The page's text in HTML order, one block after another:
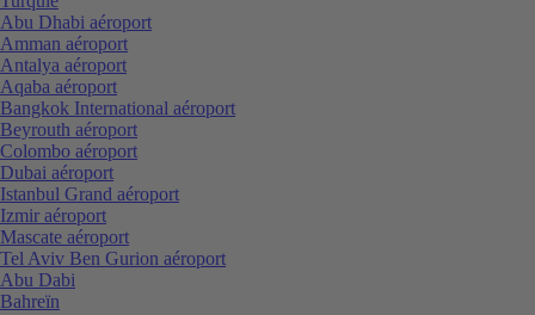
Abu Dhabi aéroport
Amman aéroport
Antalya aéroport
Aqaba aéroport
Bangkok International aéroport
Beyrouth aéroport
Colombo aéroport
Dubai aéroport
Istanbul Grand aéroport
Izmir aéroport
Mascate aéroport
Tel Aviv Ben Gurion aéroport
Abu Dabi
Bahreïn